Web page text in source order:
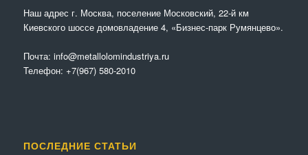
Наш адрес г. Москва, поселение Московский, 22-й км
Киевского шоссе домовладение 4, «Бизнес-парк Румянцево».
Почта: info@metallolomindustriya.ru
Телефон: +7(967) 580-2010
ПОСЛЕДНИЕ СТАТЬИ